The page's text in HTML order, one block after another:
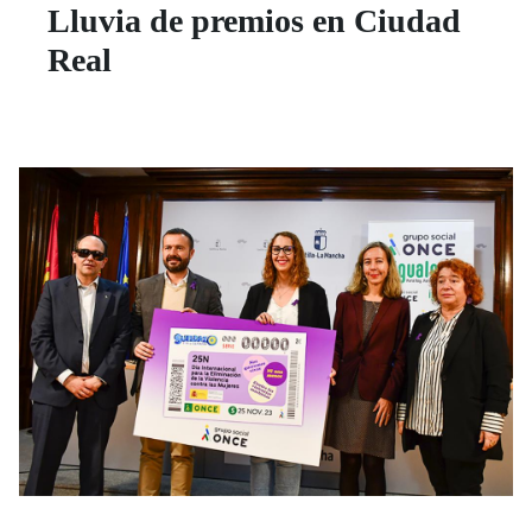
Lluvia de premios en Ciudad
Real